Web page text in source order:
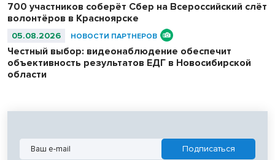
700 участников соберёт Сбер на Всероссийский слёт
волонтёров в Красноярске
05.08.2026 НОВОСТИ ПАРТНЕРОВ
Честный выбор: видеонаблюдение обеспечит
объективность результатов ЕДГ в Новосибирской
области